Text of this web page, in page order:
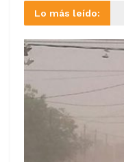
Lo más leído: